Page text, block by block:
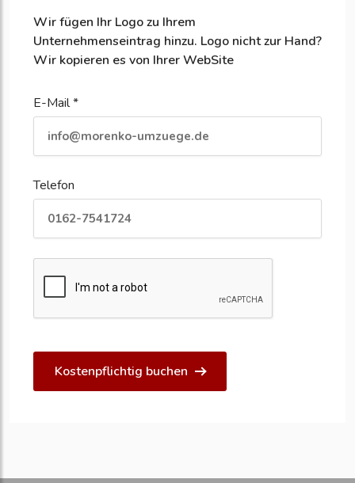
Wir fügen Ihr Logo zu Ihrem
Unternehmenseintrag hinzu. Logo nicht zur Hand?
Wir kopieren es von Ihrer WebSite
E-Mail *
Telefon
Kostenpflichtig buchen